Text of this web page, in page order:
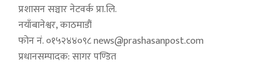
प्रशासन सञ्चार नेटवर्क प्रा.लि.
नयाँबानेश्वर, काठमाडौं
फोन नं. ०१५२४४०९८news@prashasanpost.com
प्रधानसम्पादक: सागर पण्डित